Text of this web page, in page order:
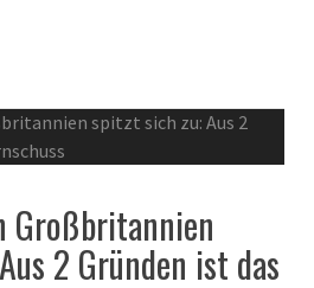
Großbritannien
2 Gründen ist das